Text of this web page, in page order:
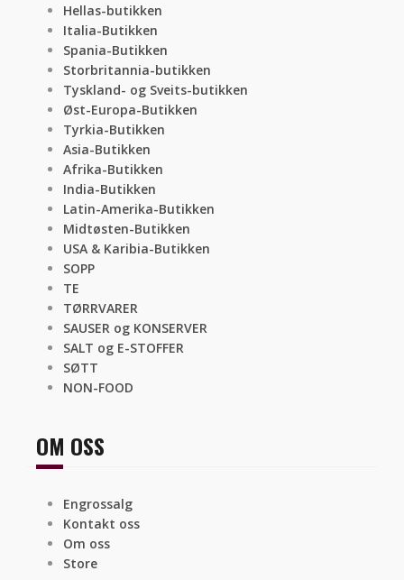
Hellas-butikken
Italia-Butikken
Spania-Butikken
Storbritannia-butikken
Tyskland- og Sveits-butikken
Øst-Europa-Butikken
Tyrkia-Butikken
Asia-Butikken
Afrika-Butikken
India-Butikken
Latin-Amerika-Butikken
Midtøsten-Butikken
USA & Karibia-Butikken
SOPP
TE
TØRRVARER
SAUSER og KONSERVER
SALT og E-STOFFER
SØTT
NON-FOOD
OM OSS
Engrossalg
Kontakt oss
Om oss
Store